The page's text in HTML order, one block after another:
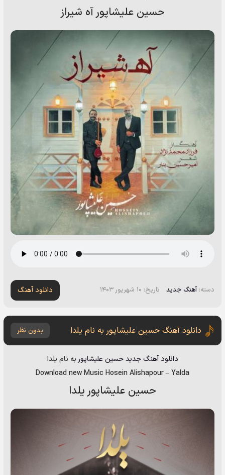
حسین علیشاپور آه شیراز
دسته: آهنگ جدید تاریخ: ۱۰ شهریور ۱۴۰۳ دانلود آهنگ
دانلود آهنگ حسین علیشاپور به نام یلدا بدون نظر
دانلود آهنگ جدید حسین علیشاپور به نام یلدا
Download new Music Hosein Alishapour–Yalda
حسین علیشاپور یلدا